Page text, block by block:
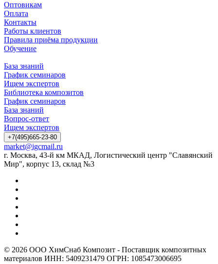
Оптовикам
Оплата
Контакты
Работы клиентов
Правила приёма продукции
Обучение
База знаний
График семинаров
Ищем экспертов
Библиотека композитов
График семинаров
База знаний
Вопрос-ответ
Ищем экспертов
+7(495)665-23-80
market@igcmail.ru
г. Москва, 43-й км МКАД, Логистический центр "Славянский
Мир", корпус 13, склад №3
© 2026 ООО ХимСнаб Композит - Поставщик композитных
материалов ИНН: 5409231479 ОГРН: 1085473006695